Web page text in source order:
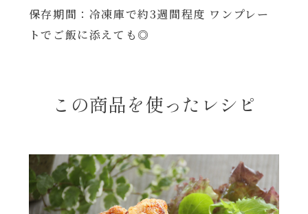
ハロウィン
クリスマス
年末年始
その他
保存期間：冷凍庫で約3週間程度 ワンプレー
トでご飯に添えても◎
この商品を使ったレシピ